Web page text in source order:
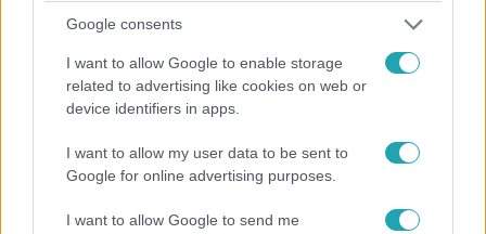
Google consents
I want to allow Google to enable storage
related to advertising like cookies on web or
device identifiers in apps.
I want to allow my user data to be sent to
Google for online advertising purposes.
I want to allow Google to send me
– minden ezzel kezdődött. Persze nem csak búvárkodik,
zseniálisan rajzol is. A Fókusznak mesélt tengeri
kalandjairól és arról is, milyen tervekkel kápráztatta el az